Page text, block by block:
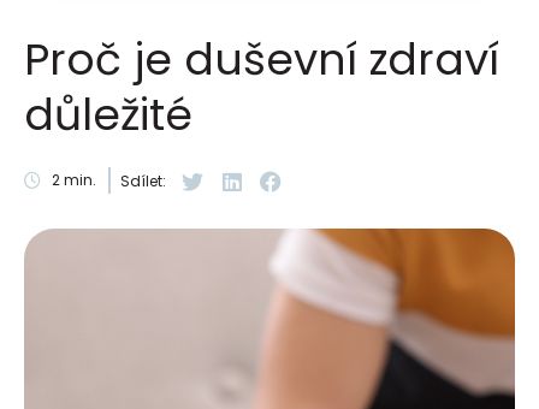
Proč je duševní zdraví
důležité
2 min. Sdílet: